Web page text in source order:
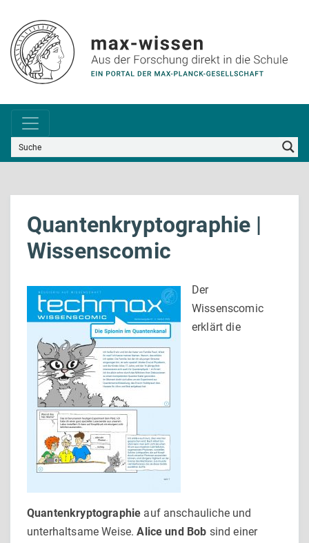
Quantenkryptographie |
Wissenscomic
Der
Wissenscomic
erklärt die
Quantenkryptographie auf anschauliche und
unterhaltsame Weise.Alice und Bob sind einer